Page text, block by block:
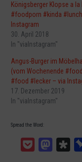
Königsberger Klopse a la
#foodporn #kinda
Instagram
30. April 2018
In "viaInstagram"
Angus-Burger im
(vom Wochenende
#food #lecker – via
17. Dezember 2019
In "viaInstagram"
Spread the Word:
Pocket